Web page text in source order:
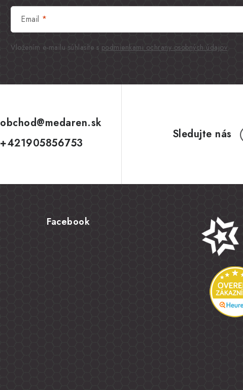
Email
Vložením e-mailu súhlasíte s podmienkami ochrany osobných údajov
obchod@medaren.sk
+421905856753
Facebook